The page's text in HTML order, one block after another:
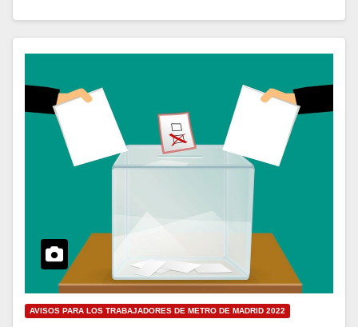
AVISOS PARA LOS TRABAJADORES DE METRO DE MADRID 2022